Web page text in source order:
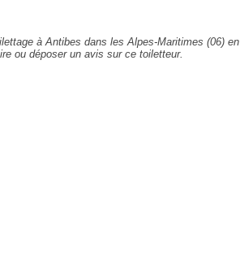
à Antibes dans les Alpes-Maritimes (06) en
ou déposer un avis sur ce toiletteur.